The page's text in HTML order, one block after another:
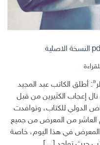
أطلق الكاتب عبد المجيد
نال إعجاب الكثيرين من قبل
الدولي للكتاب، وتوافدت
العاشر من المعرض من جميع
المعرض في هذا اليوم، خاصة